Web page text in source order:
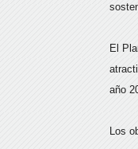
El
año
Los